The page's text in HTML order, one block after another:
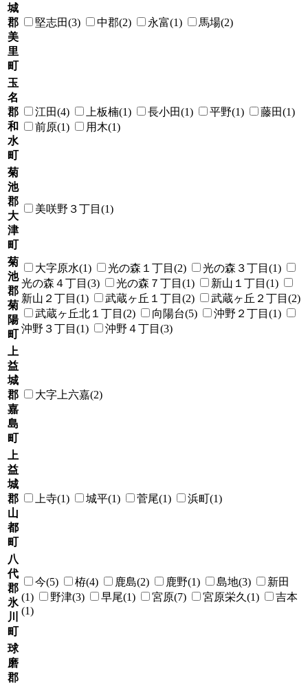
城
郡
美
里
町
堅志田(3) 中郡(2) 永富(1) 馬場(2)
玉
名
郡
和
水
町
江田(4) 上板楠(1) 長小田(1) 平野(1)
藤田(1)
前原(1)
用木(1)
菊
池
郡
大
津
町
美咲野３丁目(1)
菊
池
郡
菊
陽
町
大字原水(1) 光の森１丁目(2)
光の森３丁目(1)
光の森４丁目(3)
光の森７丁目(1)
新山１丁目(1)
新山２丁目(1)
武蔵ヶ丘１丁目(2)
武蔵ヶ丘２丁目(2)
武蔵ヶ丘北１丁目(2)
向陽台(5)
沖野２丁目(1)
沖野３丁目(1)
沖野４丁目(3)
上
益
城
郡
嘉
島
町
大字上六嘉(2)
上
益
城
郡
山
都
町
上寺(1) 城平(1) 菅尾(1) 浜町(1)
八
代
郡
氷
川
町
今(5) 栫(4) 鹿島(2) 鹿野(1) 島地(3)
新田
(1)
野津(3) 早尾(1) 宮原(7) 宮原栄久(1)
吉本
(1)
球
磨
郡